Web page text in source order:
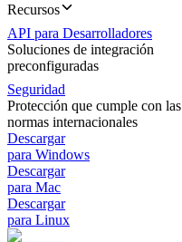
Recursos
API para Desarrolladores
Soluciones de integración
preconfiguradas
Seguridad
Protección que cumple con las
normas internacionales
Descargar
para Windows
Descargar
para Mac
Descargar
para Linux